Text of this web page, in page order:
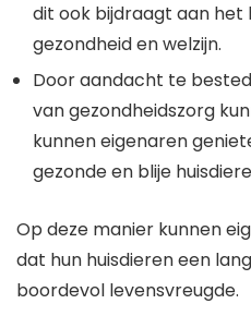
dit ook bijdraagt aan het
gezondheid en welzijn.
Door aandacht te
van gezondheidszorg
kunnen eigenaren
gezonde en blije
Op deze manier kunnen
dat hun huisdieren een
boordevol levensvreugde.